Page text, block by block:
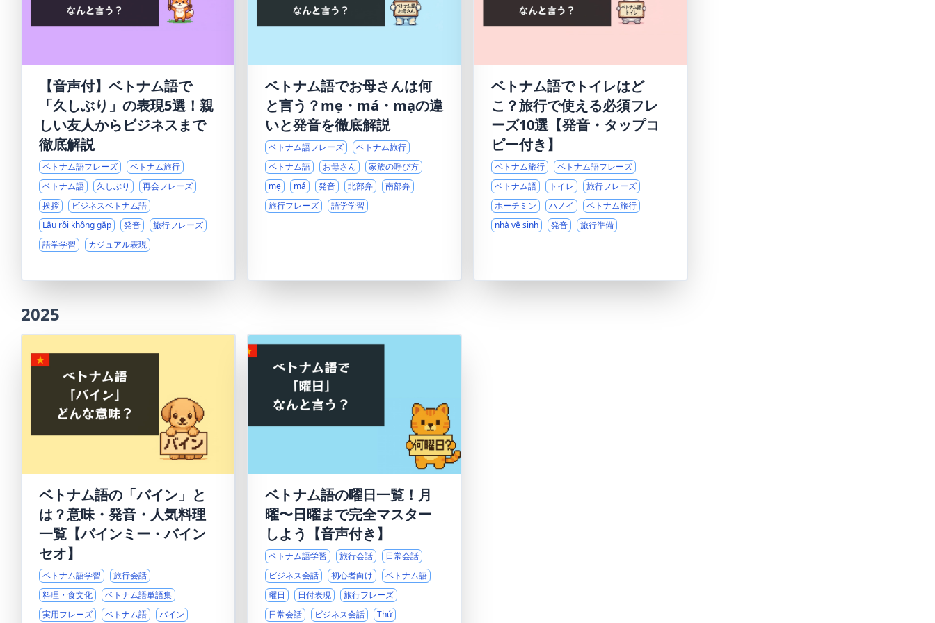
【音声付】ベトナム語で
「久しぶり」の表現5選！親
しい友人からビジネスまで
徹底解説
ベトナム語フレーズ
ベトナム旅行
ベトナム語
久しぶり
再会フレーズ
挨拶
ビジネスベトナム語
Lâu rồi không gặp
発音
旅行フレーズ
語学学習
カジュアル表現
ベトナム語でお母さんは何
と言う？mẹ・má・mạの違
いと発音を徹底解説
ベトナム語フレーズ
ベトナム旅行
ベトナム語
お母さん
家族の呼び方
mẹ
má 発音 北部弁
南部弁
旅行フレーズ
語学学習
ベトナム語でトイレはど
こ？旅行で使える必須フレ
ーズ10選【発音・タップコ
ピー付き】
ベトナム旅行
ベトナム語フレーズ
ベトナム語
トイレ
旅行フレーズ
ホーチミン
ハノイ
ベトナム旅行
nhà vệ sinh
発音 旅行準備
2025
ベトナム語の「バイン」と
は？意味・発音・人気料理
一覧【バインミー・バイン
セオ】
ベトナム語学習
旅行会話
料理・食文化
ベトナム語単語集
実用フレーズ
ベトナム語 バイン
ベトナム語の曜日一覧！月
曜〜日曜まで完全マスター
しよう【音声付き】
ベトナム語学習 旅行会話
日常会話
ビジネス会話
初心者向け
ベトナム語
曜日
日付表現
旅行フレーズ
日常会話
ビジネス会話 Thứ